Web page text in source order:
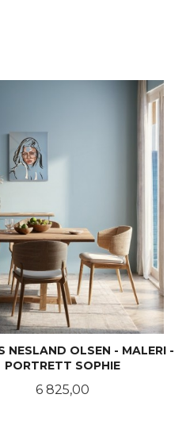
NESLAND OLSEN - MALERI -
PORTRETT SOPHIE
Pris
6 825,00